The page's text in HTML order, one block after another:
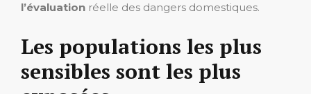
l’évaluation réelle des dangers domestiques.
Les populations les plus
sensibles sont les plus